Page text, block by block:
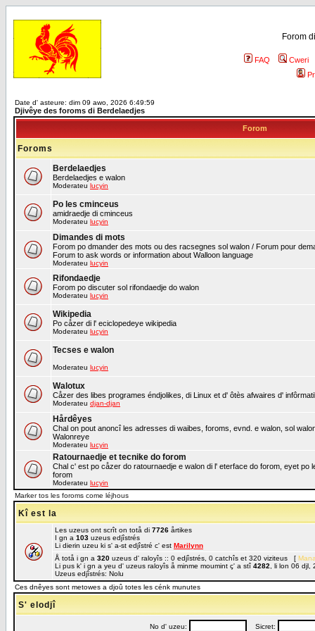
Forom
FAQ
Cweri
Date d' asteure: dim 09 awo, 2026 6:49:59
Djivêye des foroms di Berdelaedjes
Forom
Foroms
Berdelaedjes
Berdelaedjes e walon
Moderateu lucyin
Po les cminceus
amidraedje di cminceus
Moderateu lucyin
Dimandes di mots
Forom po dmander des mots ou des racsegnes sol walon / Forum pour
Forum to ask words or information about Walloon language
Moderateu lucyin
Rifondaedje
Forom po discuter sol rifondaedje do walon
Moderateu lucyin
Wikipedia
Po cåzer di l' eciclopedeye wikipedia
Moderateu lucyin
Tecses e walon
Moderateu lucyin
Walotux
Cåzer des libes programes éndjolikes, di Linux et d' ôtès afwaires d'
Moderateu djan-djan
Hårdêyes
Chal on pout anoncî les adresses di waibes, foroms, evnd. e walon, sol
Walonreye
Moderateu lucyin
Ratournaedje et tecnike do forom
Chal c' est po cåzer do ratournaedje e walon di l' eterface do forom, eyet
forom
Moderateu lucyin
Marker tos les foroms come léjhous
Kî est la
Les uzeus ont scrît on totå di 7726 årtikes
I gn a 103 uzeus edjîstrés
Li dierin uzeu ki s' a-st edjîstré c' est Marilynn
Å totå i gn a 320 uzeus d' raloyîs :: 0 edjîstrés, 0 catchîs et 320 viziteus [
Li pus k' i gn a yeu d' uzeus raloyîs å minme moumint ç' a stî 4282 , li lon 06
Uzeus edjîstrés: Nolu
Ces dnêyes sont metowes a djoû totes les cénk munutes
S' elodjî
No d' uzeu: Sicret: